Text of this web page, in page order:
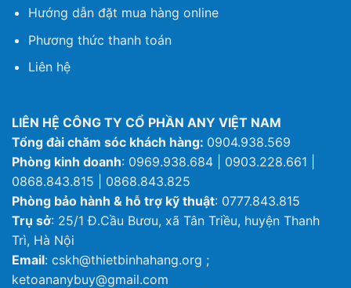
Hướng dẫn đặt mua hàng online
Phương thức thanh toán
Liên hệ
LIÊN HỆ CÔNG TY CỔ PHẦN ANY VIỆT NAM
Tổng đài chăm sóc khách hàng: 0904.938.569
Phòng kinh doanh: 0969.938.684 | 0903.228.661 |
0868.843.815 | 0868.843.825
Phòng bảo hành & hỗ trợ kỹ thuật: 0777.843.815
Trụ sở: 25/1 Đ.Cầu Bươu, xã Tân Triều, huyện Thanh
Trì, Hà Nội
Email: cskh@thietbinhahang.org ;
ketoananybuy@gmail.com